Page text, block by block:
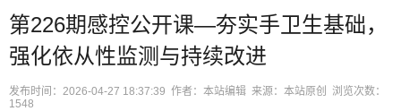
第226期感控公开课—夯实手卫生基础，
强化依从性监测与持续改进
发布时间：2026-04-27 18:37:39 作者：本站编辑 来源：本站原创 浏览次数：
1548